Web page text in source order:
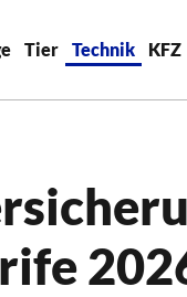
Tier Technik KFZ